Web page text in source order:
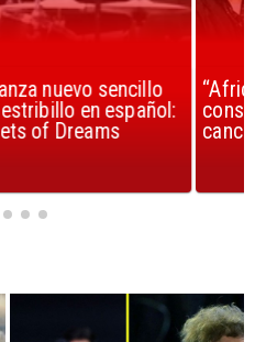
“Africa” de Toto es
considerada la mejor
canción, según la ciencia